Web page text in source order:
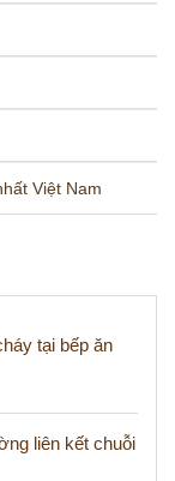
Việt Nam
tại bếp ăn
liên kết chuỗi